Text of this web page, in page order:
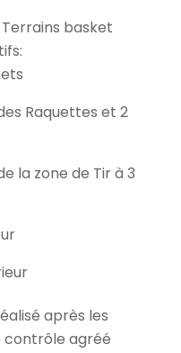
basket
Raquettes et 2
la zone de Tir à 3
après les
contrôle agréé